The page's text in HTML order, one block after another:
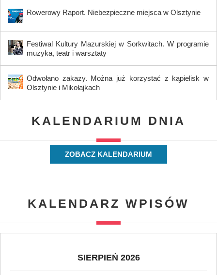
Rowerowy Raport. Niebezpieczne miejsca w Olsztynie
Festiwal Kultury Mazurskiej w Sorkwitach. W programie
muzyka, teatr i warsztaty
Odwołano zakazy. Można już korzystać z kąpielisk w
Olsztynie i Mikołajkach
KALENDARIUM DNIA
ZOBACZ KALENDARIUM
KALENDARZ WPISÓW
SIERPIEŃ 2026